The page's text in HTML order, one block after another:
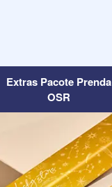
Extras Pacote Prenda
OSR